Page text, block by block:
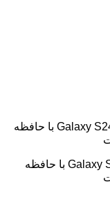
گوشی موبایل سامسونگ مدل Galaxy S24 Ultra 5G با حافظه